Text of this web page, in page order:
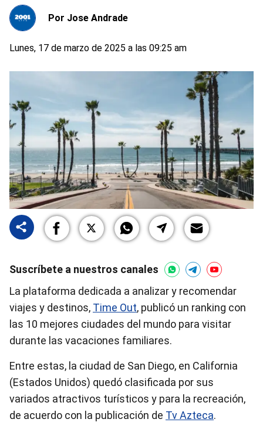
Por Jose Andrade
Lunes, 17 de marzo de 2025 a las 09:25 am
Suscríbete a nuestros canales
La plataforma dedicada a analizar y recomendar
viajes y destinos, Time Out, publicó un ranking con
las 10 mejores ciudades del mundo para visitar
durante las vacaciones familiares.
Entre estas, la ciudad de San Diego, en California
(Estados Unidos) quedó clasificada por sus
variados atractivos turísticos y para la recreación,
de acuerdo con la publicación de Tv Azteca.